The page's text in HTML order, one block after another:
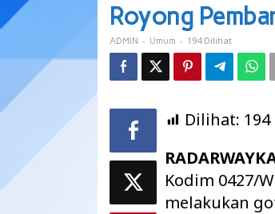
Gotong
Pembangunan
Masjid
Royong
ADMIN - Umum - 194 Dilihat
Dilihat: 194
Kodim 0427/
melakukan